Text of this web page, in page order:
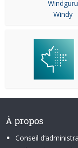
Windguru
Windy
À propos
Conseil